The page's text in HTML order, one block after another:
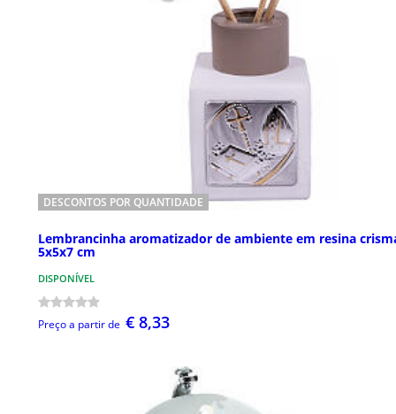
DESCONTOS POR QUANTIDADE
Lembrancinha aromatizador de ambiente em resina
5x5x7 cm
DISPONÍVEL
Preço a partir de € 8,33